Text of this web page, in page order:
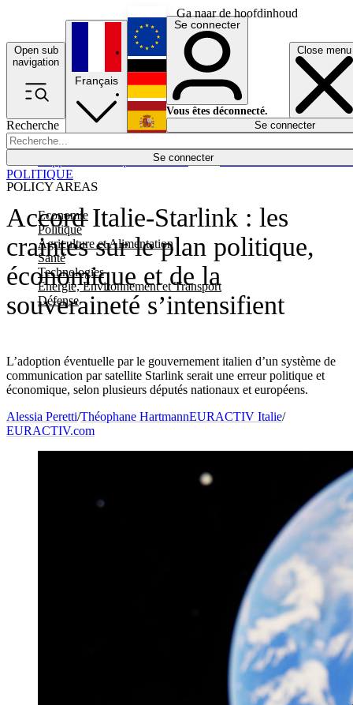
Ga naar de hoofdinhoud
Open sub
navigation
Close menu
Recherche
Se connecter
POLICY AREAS
Economie
Politique
Agriculture et Alimentation
Santé
Technologies
Energie, Environnement et Transport
Défense
Économie
Français
English
Deutsch
Español
Se connecter
Vous êtes déconnecté.
Se connecter
Accord Italie-Starlink : les
craintes sur le plan politique,
économique et de la
souveraineté s’intensifient
L’adoption éventuelle par le gouvernement italien d’un système de
communication par satellite Starlink serait une erreur politique et
économique, selon plusieurs députés nationaux et européens.
POLITIQUE
Alessia Peretti/Théophane HartmannEURACTIV Italie/
EURACTIV.com